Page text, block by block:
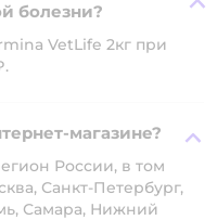
болезни?
VetLife 2кг при
магазине?
России, в том
Санкт-Петербург,
Самара, Нижний